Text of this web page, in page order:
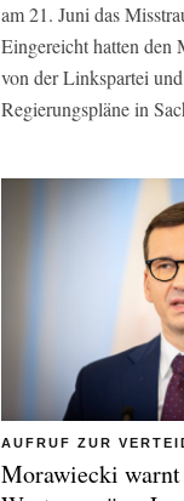
am 21. Juni das
Eingereicht hatten den
von der Linkspartei
Regierungspläne in
AUFRUF ZUR
Morawiecki